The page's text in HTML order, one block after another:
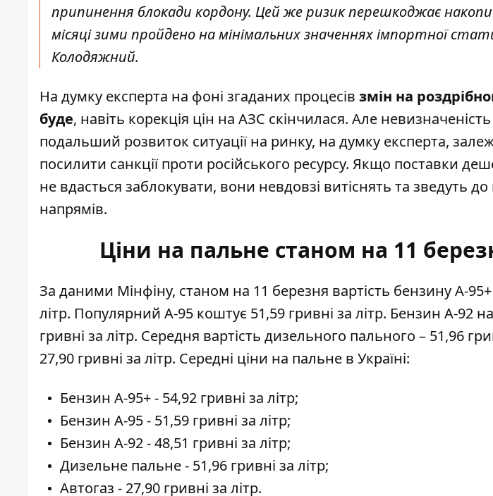
припинення блокади кордону. Цей же ризик перешкоджає
місяці зими пройдено на мінімальних значеннях імпортної
Колодяжний.
На думку експерта на фоні згаданих процесів змін на
буде, навіть корекція цін на АЗС скінчилася. Але
подальший розвиток ситуації на ринку, на думку експерта,
посилити санкції проти російського ресурсу. Якщо поставки
не вдасться заблокувати, вони невдовзі витіснять та зведуть
напрямів.
Ціни на пальне станом на 11
За даними Мінфіну, станом на 11 березня вартість бензину А-95+
літр. Популярний А-95 коштує 51,59 гривні за літр. Бензин А-92
гривні за літр. Середня вартість дизельного пального – 51,96
27,90 гривні за літр. Середні ціни на пальне в Україні:
Бензин A-95+ - 54,92 гривні за літр;
Бензин A-95 - 51,59 гривні за літр;
Бензин A-92 - 48,51 гривні за літр;
Дизельне пальне - 51,96 гривні за літр;
Автогаз - 27,90 гривні за літр.